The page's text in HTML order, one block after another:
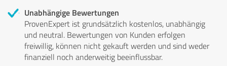
Unabhängige Bewertungen
ProvenExpert ist grundsätzlich kostenlos, unabhängig
und neutral. Bewertungen von Kunden erfolgen
freiwillig, können nicht gekauft werden und sind weder
finanziell noch anderweitig beeinflussbar.